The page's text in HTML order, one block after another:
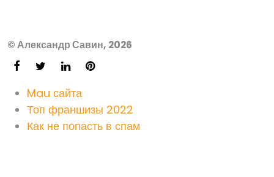
© Александр Савин, 2026
Mau сайта
Топ франшизы 2022
Как не попасть в спам